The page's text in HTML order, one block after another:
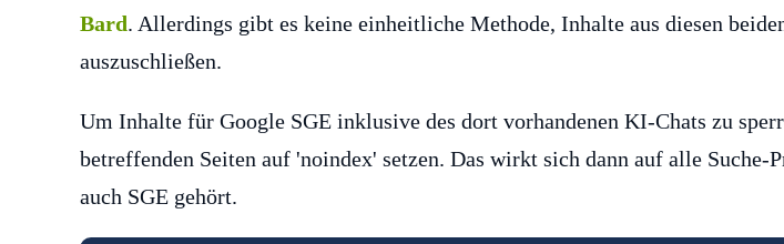
Bard. Allerdings gibt es keine einheitliche Methode, Inhalte aus diesen
auszuschließen.
Um Inhalte für Google SGE inklusive des dort vorhandenen KI-Chats zu
betreffenden Seiten auf 'noindex' setzen. Das wirkt sich dann auf alle Suche-
auch SGE gehört.